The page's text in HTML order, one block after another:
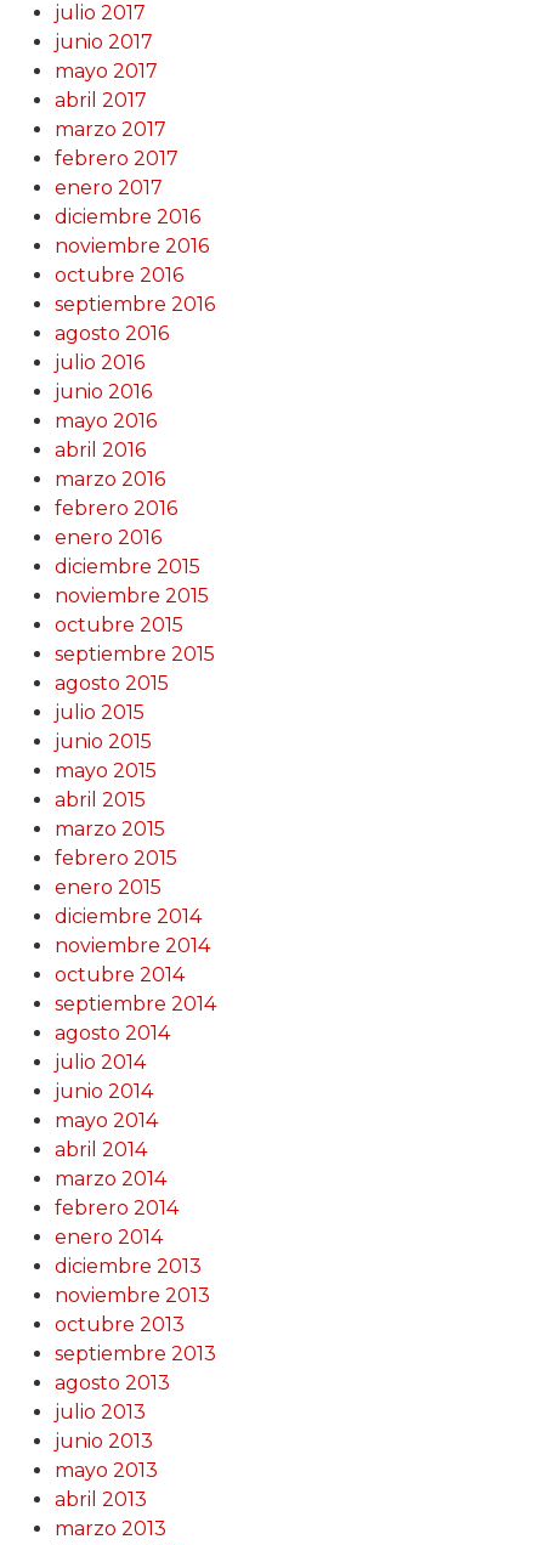
julio 2017
junio 2017
mayo 2017
abril 2017
marzo 2017
febrero 2017
enero 2017
diciembre 2016
noviembre 2016
octubre 2016
septiembre 2016
agosto 2016
julio 2016
junio 2016
mayo 2016
abril 2016
marzo 2016
febrero 2016
enero 2016
diciembre 2015
noviembre 2015
octubre 2015
septiembre 2015
agosto 2015
julio 2015
junio 2015
mayo 2015
abril 2015
marzo 2015
febrero 2015
enero 2015
diciembre 2014
noviembre 2014
octubre 2014
septiembre 2014
agosto 2014
julio 2014
junio 2014
mayo 2014
abril 2014
marzo 2014
febrero 2014
enero 2014
diciembre 2013
noviembre 2013
octubre 2013
septiembre 2013
agosto 2013
julio 2013
junio 2013
mayo 2013
abril 2013
marzo 2013